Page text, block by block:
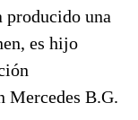
producido una
es hijo
Mercedes B.G.